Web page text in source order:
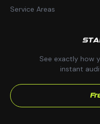
Service Areas
See exactly how
instant